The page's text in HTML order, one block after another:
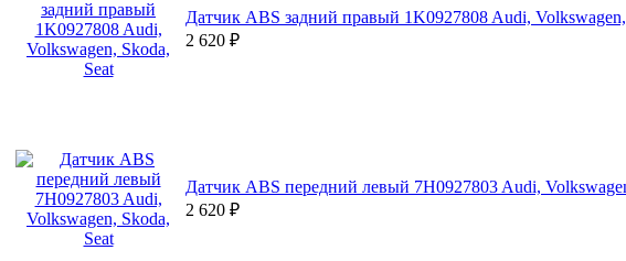
Датчик ABS задний правый 1K0927808 Audi, Volkswagen,
2 620 ₽
Датчик ABS передний левый 7H0927803 Audi,
2 620 ₽